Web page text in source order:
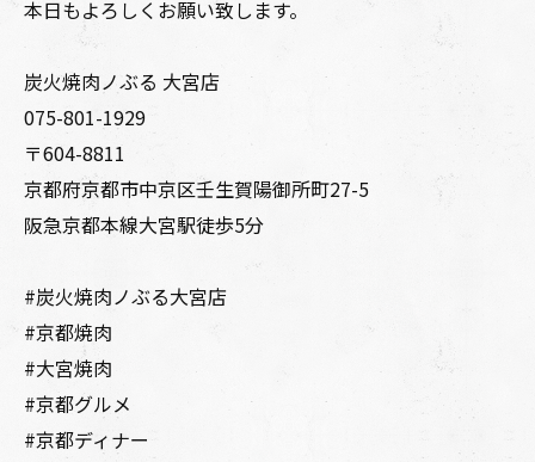
本日もよろしくお願い致します。
炭火焼肉ノぶる 大宮店
075-801-1929
〒604-8811
京都府京都市中京区壬生賀陽御所町27-5
阪急京都本線大宮駅徒歩5分
#炭火焼肉ノぶる大宮店
#京都焼肉
#大宮焼肉
#京都グルメ
#京都ディナー